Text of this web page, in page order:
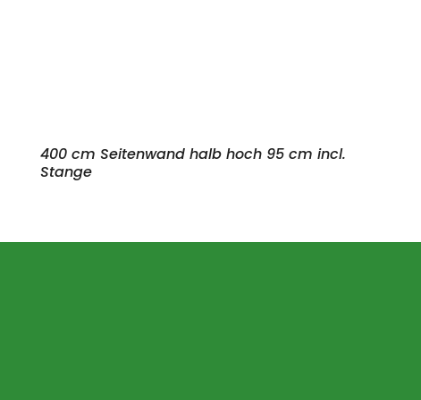
400 cm Seitenwand halb hoch 95 cm incl.
Stange